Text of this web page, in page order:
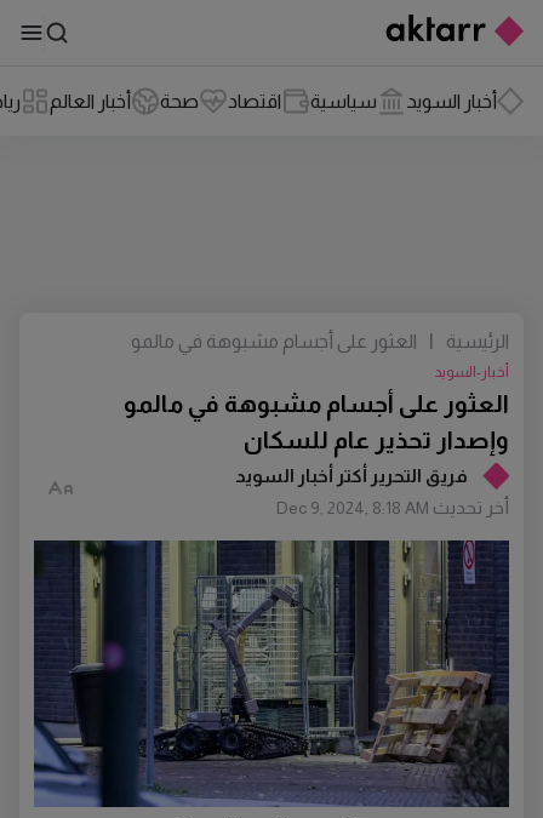
أخبار السويد سياسية اقتصاد صحة أخبار العالم
فريق التحرير أكتر أخبار السويد
أخر تحديث Dec 9, 2024, 8:18 AM
العثور على أجسام مشبوهة في مالمو
وإصدار تحذير عام للسكان
أخبار-السويد
الرئيسية
العثور على أجسام مشبوهة في مالمو